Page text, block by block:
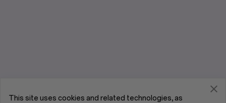
This site uses cookies and related technologies, as